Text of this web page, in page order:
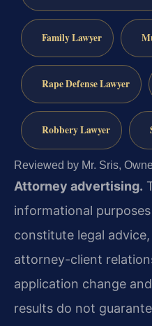
Family Lawyer
Rape Defense Lawyer
Robbery Lawyer
Reviewed by Mr. Sris,
Attorney advertising.
informational
constitute legal
attorney-client
application change
results do not